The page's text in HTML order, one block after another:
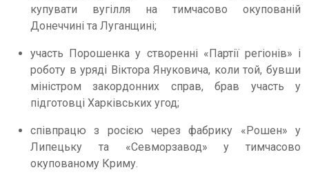
купувати вугілля на тимчасово окупованій
Донеччині та Луганщині;
участь Порошенка у створенні «Партії регіонів» і
роботу в уряді Віктора Януковича, коли той, бувши
міністром закордонних справ, брав участь у
підготовці Харківських угод;
співпрацю з росією через фабрику «Рошен» у
Липецьку та «Севморзавод» у тимчасово
окупованому Криму.